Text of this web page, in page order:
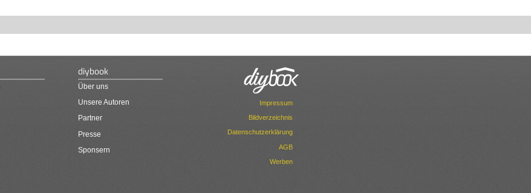
diybook
Über uns
Unsere Autoren
Partner
Presse
Sponsern
Impressum
Bildverzeichnis
Datenschutzerklärung
AGB
Werben